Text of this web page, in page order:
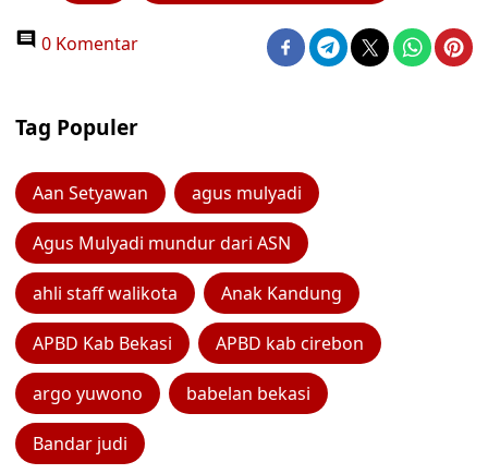
0 Komentar
Tag Populer
Aan Setyawan agus mulyadi
Agus Mulyadi mundur dari ASN
ahli staff walikota Anak Kandung
APBD Kab Bekasi APBD kab cirebon
argo yuwono babelan bekasi
Bandar judi